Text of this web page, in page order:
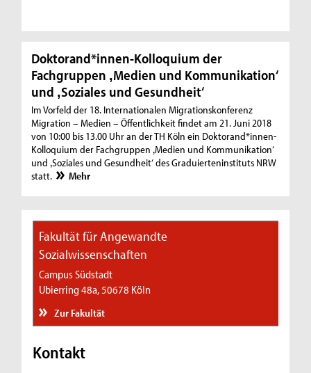
Doktorand*innen-Kolloquium der
Fachgruppen ‚Medien und Kommunikation‘
und ‚Soziales und Gesundheit‘
Im Vorfeld der 18. Internationalen Migrationskonferenz
Migration – Medien – Öffentlichkeit findet am 21. Juni 2018
von 10:00 bis 13.00 Uhr an der TH Köln ein Doktorand*innen-
Kolloquium der Fachgruppen ‚Medien und Kommunikation‘
und ‚Soziales und Gesundheit‘ des Graduierteninstituts NRW
statt.
Mehr
Fakultät für Angewandte
Sozialwissenschaften
Campus Südstadt
Ubierring 48a, 50678 Köln
Zur Fakultät
Kontakt